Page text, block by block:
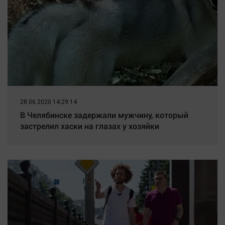
28.06.2020 14:29:14
В Челябинске задержали мужчину, который
застрелил хаски на глазах у хозяйки